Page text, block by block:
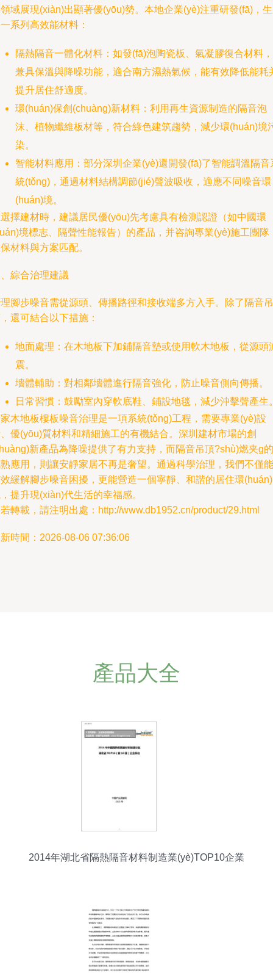
域展現(xiàn)出顯著優(yōu)勢。本地企業(yè)注重研發(fā)，
系列高效能材料：
隔熱隔音一體化材料：如發(fā)泡陶瓷板、氣凝膠復合材料，
兼具保溫與降噪功能，適合南方濕熱氣候，能有效降低能耗
提升居住舒適度。
環(huán)保創(chuàng)新材料：利用再生資源制造的隔音泡
沫、植物纖維板材等，符合綠色建筑趨勢，減少環(huán)境
染。
智能材料應用：部分深圳企業(yè)還開發(fā)了智能調溫隔音
統(tǒng)，通過材料結構調節(jié)聲波吸收，適應不同噪音環
(huán)境。
擇建材時，建議居民優(yōu)先考慮具有檢測認證（如中國環
境標志、隔聲性能報告）的產品，并咨詢專業(yè)施工團隊
材料與方案匹配。
綜合治理建議
腳步噪音需從源頭、傳播路徑和接收端多方入手。除了隔音吊
還可結合以下措施：
地面處理：在木地板下加鋪隔音墊或使用軟木地板，從源頭
震。
墻體輔助：對相鄰墻體進行隔音強化，防止噪音側向傳播。
日常習慣：鼓勵室內穿軟底鞋、鋪設地毯，減少沖擊聲產生
木地板樓板噪音治理是一項系統(tǒng)工程，需要專業(yè)設
優(yōu)質材料和精細施工的有機結合。深圳建材市場的創
新產品為降噪提供了有力支持，而隔音吊頂?shù)燃夹g的
應用，則讓安靜家居不再是奢望。通過科學治理，我們不僅能
緩解腳步噪音困擾，更能營造一個寧靜、和諧的居住環(huán)
提升現(xiàn)代生活的幸福感。
轉載，請注明出處：http://www.db1952.cn/product/29.html
時間：2026-08-06 07:36:06
產品大全
2014年湖北省隔熱隔音材料制造業(yè)TOP10企業